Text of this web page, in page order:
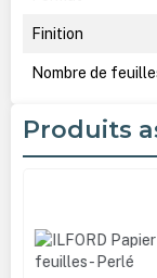
Finition
Nombre de
Produits